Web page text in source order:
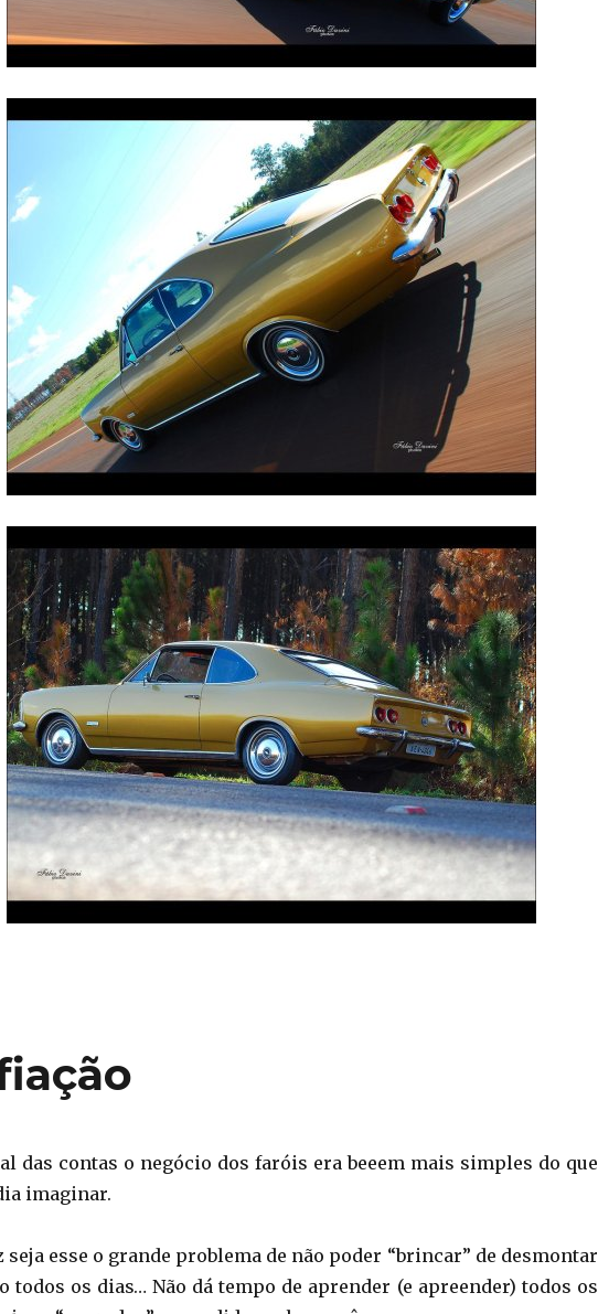
das contas o negócio dos faróis era beeem mais simples do que
imaginar.
seja esse o grande problema de não poder “brincar” de desmontar
todos os dias… Não dá tempo de aprender (e apreender) todos os